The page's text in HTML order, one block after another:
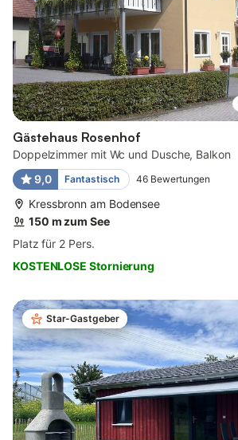
Gästehaus Rosenhof
Doppelzimmer mit Wc und Dusche, Balkon
9,0
Fantastisch 46 Bewertungen
Kressbronn am Bodensee
150 m zum See
Platz für 2 Pers.
KOSTENLOSE Stornierung
Star-Gastgeber